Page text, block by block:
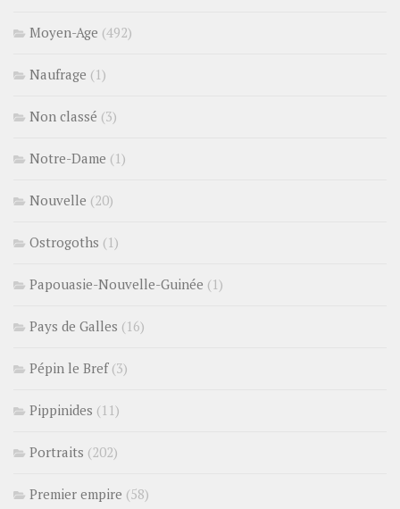
Moyen-Age (492)
Naufrage (1)
Non classé (3)
Notre-Dame (1)
Nouvelle (20)
Ostrogoths (1)
Papouasie-Nouvelle-Guinée (1)
Pays de Galles (16)
Pépin le Bref(3)
Pippinides (11)
Portraits (202)
Premier empire (58)